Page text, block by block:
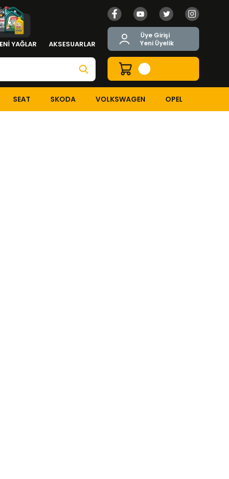
YAĞLAR AKSESUARLAR
Üye Girişi
Yeni Üyelik
SEAT SKODA VOLKSWAGEN OPEL